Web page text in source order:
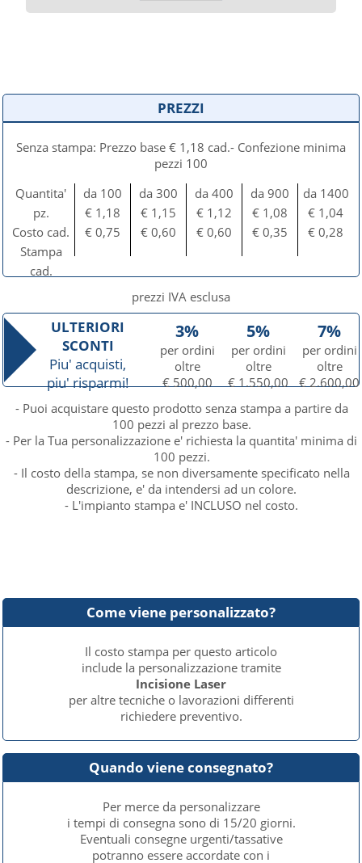
PREZZI
Senza stampa: Prezzo base € 1,18 cad.- Confezione minima
pezzi 100
Quantita'
pz.
Costo cad.
Stampa
cad.
da 100
€ 1,18
€ 0,75
da 300
€ 1,15
€ 0,60
da 400
€ 1,12
€ 0,60
da 900
€ 1,08
€ 0,35
da 1400
€ 1,04
€ 0,28
prezzi IVA esclusa
ULTERIORI
SCONTI
Piu' acquisti,
piu' risparmi!
3%
per ordini
oltre
€ 500,00
5%
per ordini
oltre
€ 1.550,00
7%
per ordini
oltre
€ 2.600,00
- Puoi acquistare questo prodotto senza stampa a partire da
100 pezzi al prezzo base.
- Per la Tua personalizzazione e' richiesta la quantita' minima di
100 pezzi.
- Il costo della stampa, se non diversamente specificato nella
descrizione, e' da intendersi ad un colore.
- L'impianto stampa e' INCLUSO nel costo.
Come viene personalizzato?
Il costo stampa per questo articolo
include la personalizzazione tramite
Incisione Laser
per altre tecniche o lavorazioni differenti
richiedere preventivo.
Quando viene consegnato?
Per merce da personalizzare
i tempi di consegna sono di 15/20 giorni.
Eventuali consegne urgenti/tassative
potranno essere accordate con i